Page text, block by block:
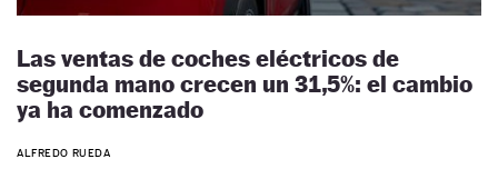
Las ventas de coches eléctricos de
segunda mano crecen un 31,5%: el cambio
ya ha comenzado
ALFREDO RUEDA